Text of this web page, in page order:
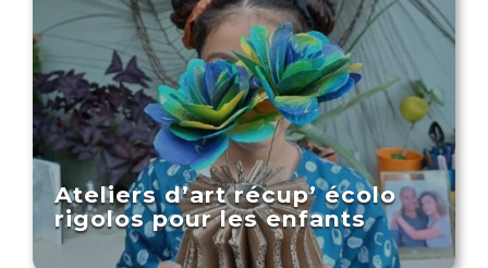
Ateliers d’art récup’ écolo
rigolos pour les enfants